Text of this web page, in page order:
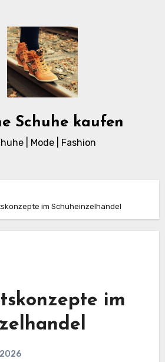
Schuhe kaufen
| Mode | Fashion
im Schuheinzelhandel
im